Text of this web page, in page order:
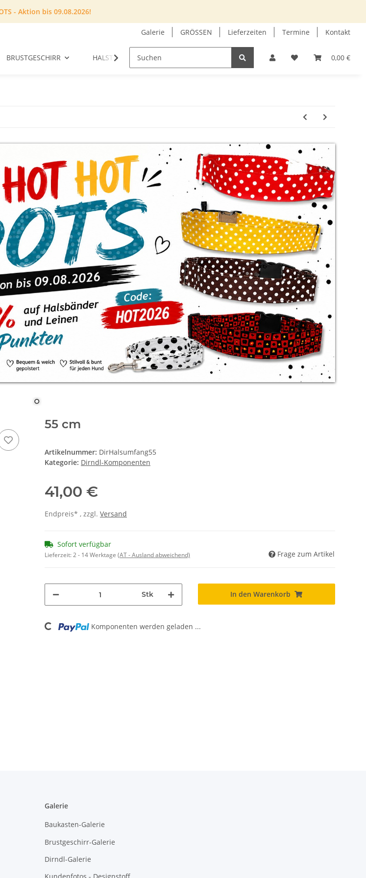
- Aktion bis 09.08.2026!
Galerie GRÖSSEN Lieferzeiten Termine Kontakt
0,00 €
BRUSTGESCHIRR HALSTUCH GUTSCHEIN INFOECKE
55 cm
Artikelnummer: DirHalsumfang55
Kategorie: Dirndl-Komponenten
41,00 €
Endpreis* , zzgl. Versand
Sofort verfügbar
Lieferzeit:2 - 14 Werktage (AT - Ausland abweichend) Frage zum Artikel
Stk In den Warenkorb
Loading... Komponenten werden geladen ...
Galerie
Baukasten-Galerie
Brustgeschirr-Galerie
Dirndl-Galerie